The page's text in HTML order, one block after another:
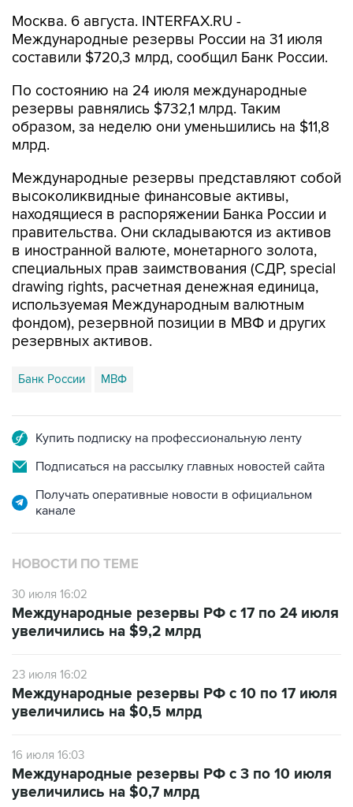
Москва. 6 августа. INTERFAX.RU -
Международные резервы России на 31 июля
составили $720,3 млрд, сообщил Банк России.
По состоянию на 24 июля международные
резервы равнялись $732,1 млрд. Таким
образом, за неделю они уменьшились на $11,8
млрд.
Международные резервы представляют собой
высоколиквидные финансовые активы,
находящиеся в распоряжении Банка России и
правительства. Они складываются из активов
в иностранной валюте, монетарного золота,
специальных прав заимствования (СДР, special
drawing rights, расчетная денежная единица,
используемая Международным валютным
фондом), резервной позиции в МВФ и других
резервных активов.
Банк России МВФ
Купить подписку на профессиональную ленту
Подписаться на рассылку главных новостей сайта
Получать оперативные новости в официальном
канале
НОВОСТИ ПО ТЕМЕ
30 июля 16:02
Международные резервы РФ с 17 по 24 июля
увеличились на $9,2 млрд
23 июля 16:02
Международные резервы РФ с 10 по 17 июля
увеличились на $0,5 млрд
16 июля 16:03
Международные резервы РФ с 3 по 10 июля
увеличились на $0,7 млрд